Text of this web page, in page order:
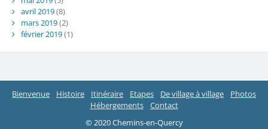
avril 2019(8)
mars 2019(2)
février 2019(1)
Bienvenue Histoire Itinéraire Etapes De village à village
Photos
Hébergements
Contact
© 2020 Chemins-en-Quercy